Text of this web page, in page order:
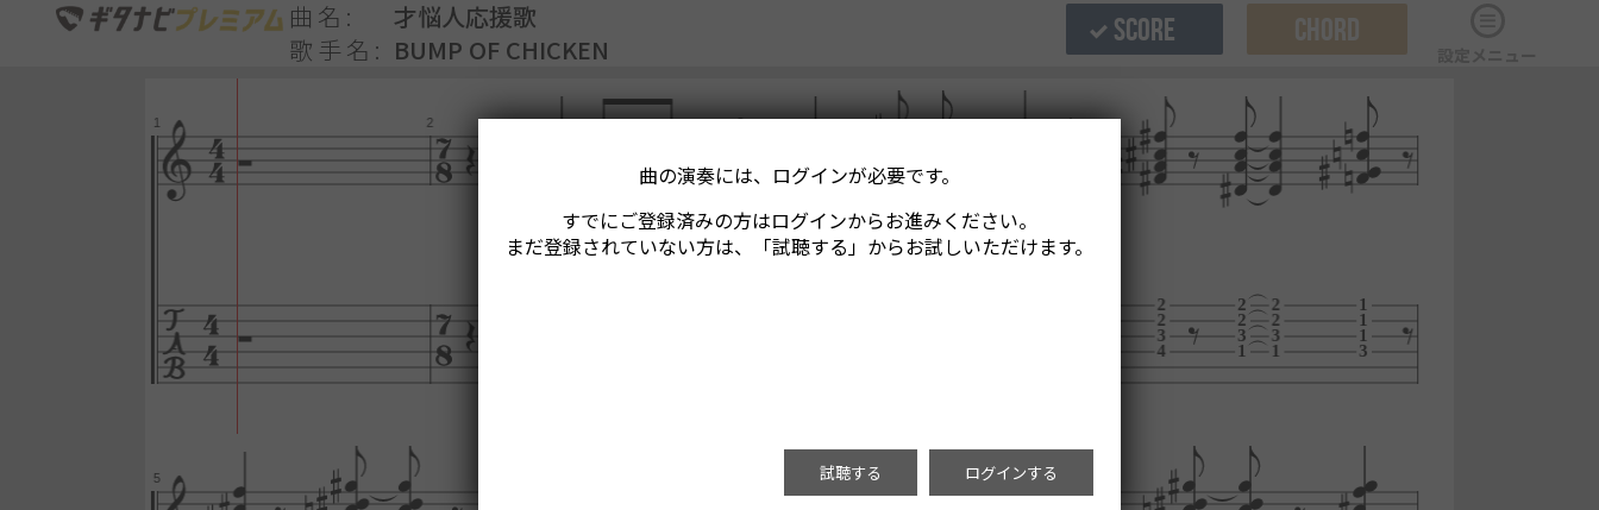
曲名
才悩人応援歌
歌手名
BUMP OF CHICKEN
SCORE CHORD
曲の演奏には、ログインが必要です。
すでにご登録済みの方はログインからお進みください。
まだ登録されていない方は、「試聴する」からお試しいただけます。
試聴する ログインする